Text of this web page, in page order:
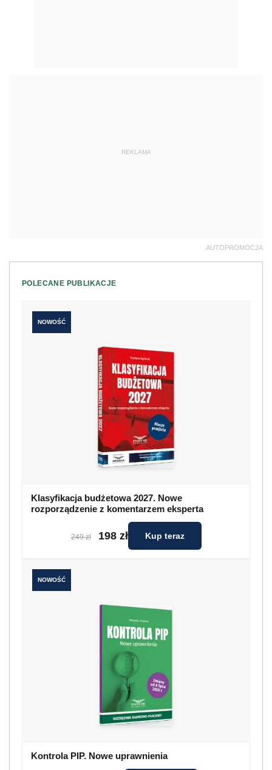
REKLAMA
AUTOPROMOCJA
POLECANE PUBLIKACJE
NOWOŚĆ
Klasyfikacja budżetowa 2027. Nowe
rozporządzenie z komentarzem eksperta
249 zł 198 zł Kup teraz
NOWOŚĆ
Kontrola PIP. Nowe uprawnienia